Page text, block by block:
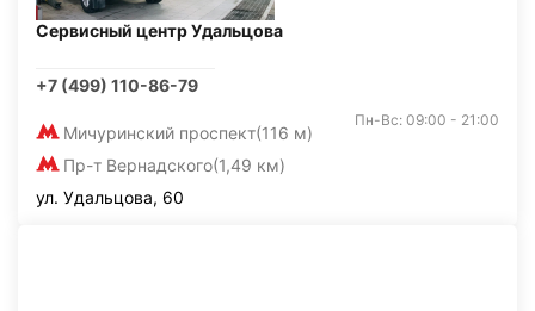
Сервисный центр Удальцова
+7 (499) 110-86-79
Мичуринский проспект(116 м)
Пр-т Вернадского(1,49 км)
Пн-Вс: 09:00 - 21:00
ул. Удальцова, 60